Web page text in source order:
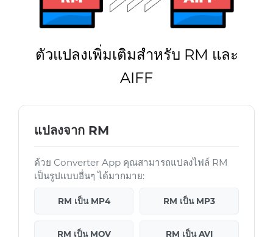
ตัวแปลงเพิ่มเติมสำหรับ RM และ
AIFF
แปลงจาก RM
ด้วย Converter App คุณสามารถแปลงไฟล์ RM
เป็นรูปแบบอื่นๆ ได้มากมาย:
RM เป็น MP4 RM เป็น MP3
RM เป็น MOV RM เป็น AVI